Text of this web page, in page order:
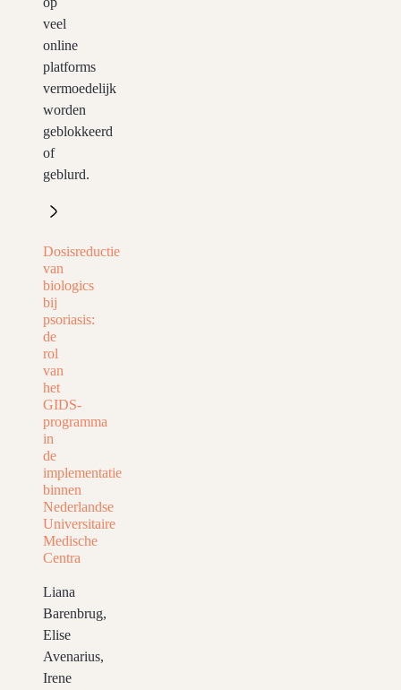
veel
online
platforms
vermoedelijk
worden
geblokkeerd
of
geblurd.
Dosisreductie
van
biologics
bij
psoriasis:
de
rol
van
het
GIDS-
programma
in
de
implementatie
binnen
Nederlandse
Universitaire
Medische
Centra
Liana
Barenbrug,
Elise
Avenarius,
Irene